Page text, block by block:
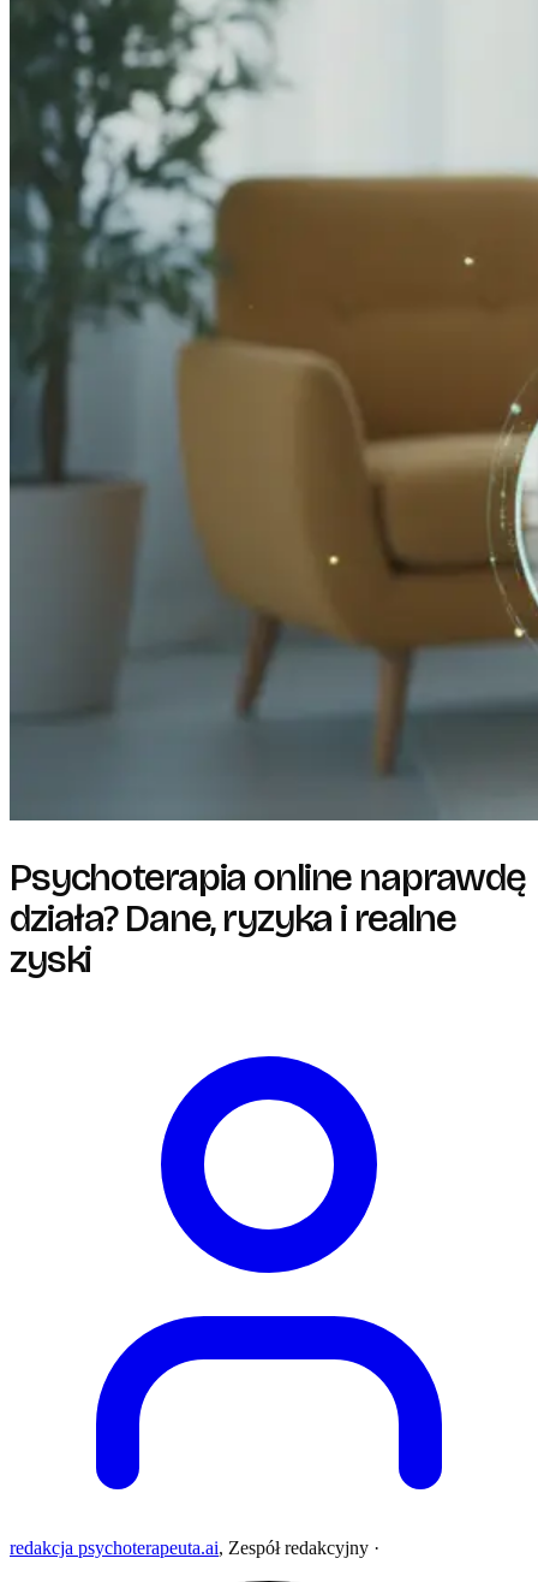
Psychoterapia online naprawdę
działa? Dane, ryzyka i realne
zyski
redakcja psychoterapeuta.ai, Zespół redakcyjny ·